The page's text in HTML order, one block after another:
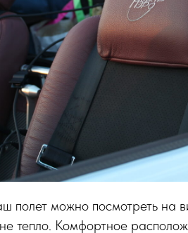
полет можно посмотреть на
тепло. Комфортное